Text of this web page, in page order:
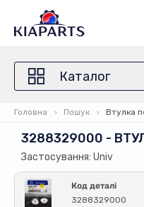
Каталог
Головна Пошук Втулка
3288329000 -
Застосування: Univ
Код деталі
3288329000